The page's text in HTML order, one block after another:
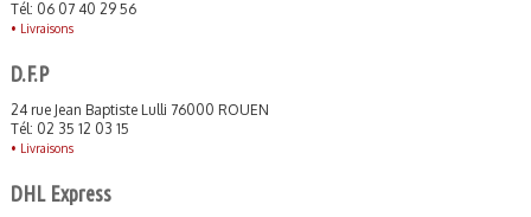
Tél: 06 07 40 29 56
• Livraisons
D.F.P
24 rue Jean Baptiste Lulli 76000 ROUEN
Tél: 02 35 12 03 15
• Livraisons
DHL Express